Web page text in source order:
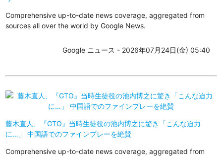
Comprehensive up-to-date news coverage, aggregated from
sources all over the world by Google News.
Google ニュース - 2026年07月24日(金) 05:40
藤木直人、『GTO』当時生徒役の池内博之に驚き「こんな迫力
に…」 中国語でのファインプレーを絶賛
Comprehensive up-to-date news coverage, aggregated from